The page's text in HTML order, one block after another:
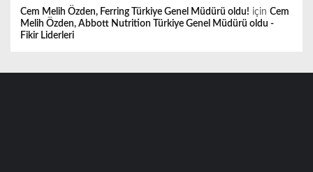
Cem Melih Özden, Ferring Türkiye Genel Müdürü oldu! için Cem
Melih Özden, Abbott Nutrition Türkiye Genel Müdürü oldu -
Fikir Liderleri